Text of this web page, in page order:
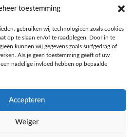
toestemming
gebruiken wij technologieën zoals cookies
op te slaan en/of te raadplegen. Door in te
kunnen wij gegevens zoals surfgedrag of
Als je geen toestemming geeft of uw
nadelige invloed hebben op bepaalde
Accepteren
Weiger
keuzes van Albert Heijn, verrijk je
blogs over het keto-dieet, en deel jouw
bruisende online gemeenschap!